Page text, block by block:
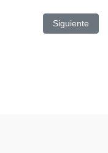
Artículo
Siguiente